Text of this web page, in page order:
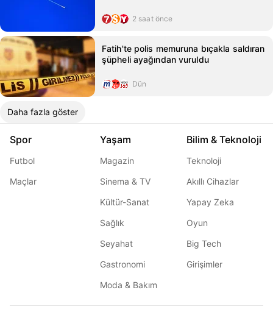
2 saat önce
Fatih'te polis memuruna bıçakla saldıran
şüpheli ayağından vuruldu
Dün
Daha fazla göster
Spor
Futbol
Maçlar
Yaşam
Magazin
Sinema & TV
Kültür-Sanat
Sağlık
Seyahat
Gastronomi
Moda & Bakım
Bilim & Teknoloji
Teknoloji
Akıllı Cihazlar
Yapay Zeka
Oyun
Big Tech
Girişimler